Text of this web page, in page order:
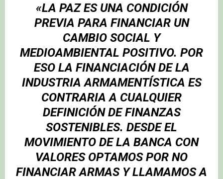
«LA PAZ ES UNA CONDICIÓN
PREVIA PARA FINANCIAR UN
CAMBIO SOCIAL Y
MEDIOAMBIENTAL POSITIVO. POR
ESO LA FINANCIACIÓN DE LA
INDUSTRIA ARMAMENTÍSTICA ES
CONTRARIA A CUALQUIER
DEFINICIÓN DE FINANZAS
SOSTENIBLES. DESDE EL
MOVIMIENTO DE LA BANCA CON
VALORES OPTAMOS POR NO
FINANCIAR ARMAS Y LLAMAMOS A